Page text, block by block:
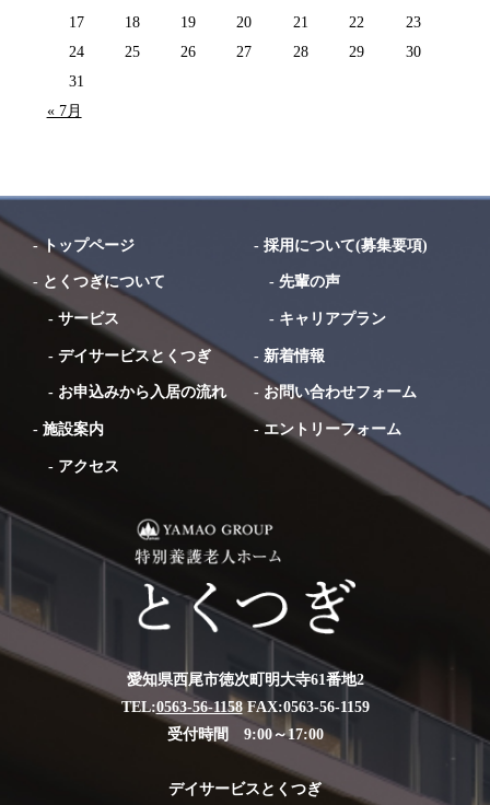
17
18 19 20 21 22
23
24
25 26 27 28 29
30
31
« 7月
愛知県西尾市徳次町明大寺61番地2
TEL:0563-56-1158FAX:0563-56-1159
受付時間 9:00～17:00
デイサービスとくつぎ
-トップページ
- とくつぎについて
-サービス
-デイサービスとくつぎ
- お申込みから入居の流れ
-施設案内
- アクセス
-採用について(募集要項)
-先輩の声
- キャリアプラン
- 新着情報
- お問い合わせフォーム
-エントリーフォーム